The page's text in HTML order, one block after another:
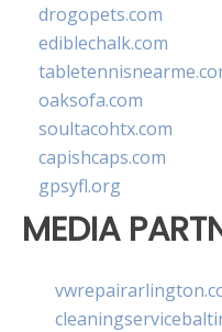
drogopets.com
ediblechalk.com
oaksofa.com
soultacohtx.com
capishcaps.com
gpsyfl.org
MEDIA